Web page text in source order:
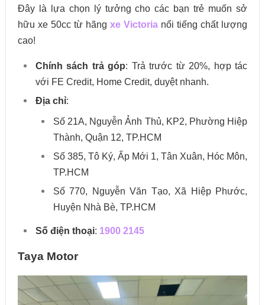
Đây là lựa chọn lý tưởng cho các bạn trẻ muốn sở
hữu xe 50cc từ hãng xe Victoria nổi tiếng chất lượng
cao!
Chính sách trả góp: Trả trước từ 20%, hợp tác
với FE Credit, Home Credit, duyệt nhanh.
Địa chỉ:
Số 21A, Nguyễn Ảnh Thủ, KP2, Phường Hiệp
Thành, Quận 12, TP.HCM
Số 385, Tô Ký, Ấp Mới 1, Tân Xuân, Hóc Môn,
TP.HCM
Số 770, Nguyễn Văn Tạo, Xã Hiệp Phước,
Huyện Nhà Bè, TP.HCM
Số điện thoại: 1900 2145
Taya Motor